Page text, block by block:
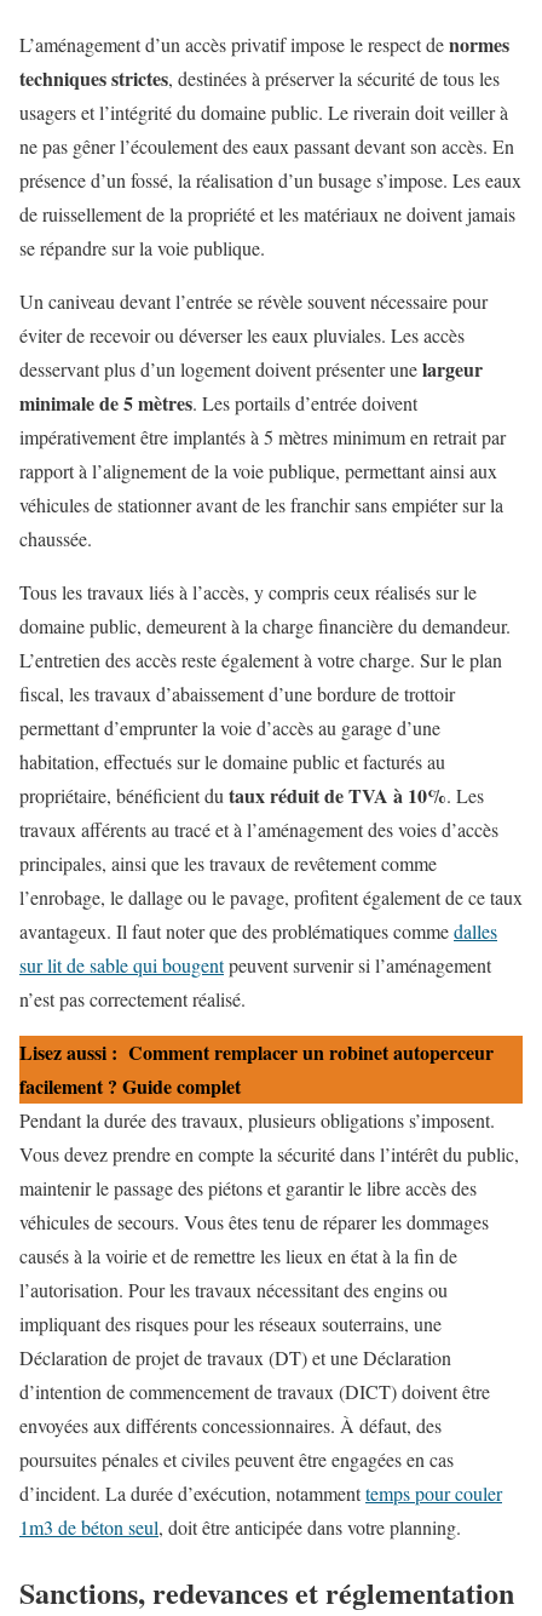
L’aménagement d’un accès privatif impose le respect denormes
techniques strictes, destinées à préserver la sécurité de tous les
usagers et l’intégrité du domaine public. Le riverain doit veiller à
ne pas gêner l’écoulement des eaux passant devant son accès. En
présence d’un fossé, la réalisation d’un busage s’impose. Les eaux
de ruissellement de la propriété et les matériaux ne doivent jamais
se répandre sur la voie publique.
Un caniveau devant l’entrée se révèle souvent nécessaire pour
éviter de recevoir ou déverser les eaux pluviales. Les accès
desservant plus d’un logement doivent présenter unelargeur
minimale de 5 mètres. Les portails d’entrée doivent
impérativement être implantés à 5 mètres minimum en retrait par
rapport à l’alignement de la voie publique, permettant ainsi aux
véhicules de stationner avant de les franchir sans empiéter sur la
chaussée.
Tous les travaux liés à l’accès, y compris ceux réalisés sur le
domaine public, demeurent à la charge financière du demandeur.
L’entretien des accès reste également à votre charge. Sur le plan
fiscal, les travaux d’abaissement d’une bordure de trottoir
permettant d’emprunter la voie d’accès au garage d’une
habitation, effectués sur le domaine public et facturés au
propriétaire, bénéficient du taux réduit de TVA à 10%. Les
travaux afférents au tracé et à l’aménagement des voies d’accès
principales, ainsi que les travaux de revêtement comme
l’enrobage, le dallage ou le pavage, profitent également de ce taux
avantageux. Il faut noter que des problématiques commedalles
sur lit de sable qui bougentpeuvent survenir si l’aménagement
n’est pas correctement réalisé.
Lisez aussi : Comment remplacer un robinet autoperceur
facilement ? Guide complet
Pendant la durée des travaux, plusieurs obligations s’imposent.
Vous devez prendre en compte la sécurité dans l’intérêt du public,
maintenir le passage des piétons et garantir le libre accès des
véhicules de secours. Vous êtes tenu de réparer les dommages
causés à la voirie et de remettre les lieux en état à la fin de
l’autorisation. Pour les travaux nécessitant des engins ou
impliquant des risques pour les réseaux souterrains, une
Déclaration de projet de travaux (DT) et une Déclaration
d’intention de commencement de travaux (DICT) doivent être
envoyées aux différents concessionnaires. À défaut, des
poursuites pénales et civiles peuvent être engagées en cas
d’incident. La durée d’exécution, notammenttemps pour couler
1m3 de béton seul, doit être anticipée dans votre planning.
Sanctions, redevances et réglementation